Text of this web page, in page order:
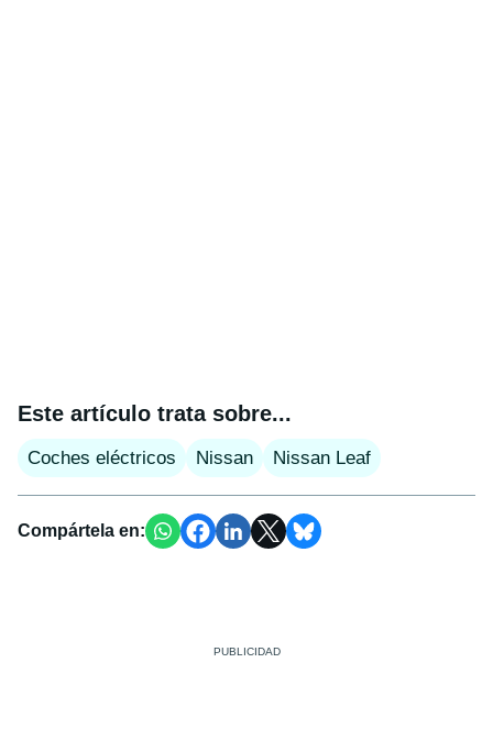
Este artículo trata sobre...
Coches eléctricos Nissan Nissan Leaf
Compártela en: